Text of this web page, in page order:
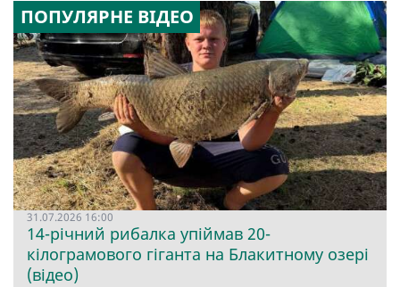
ПОПУЛЯРНЕ ВІДЕО
31.07.2026 16:00
14-річний рибалка упіймав 20-
кілограмового гіганта на Блакитному озері
(відео)